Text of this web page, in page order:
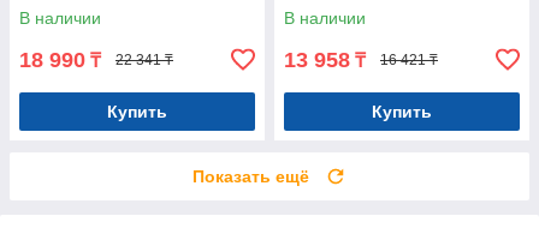
В наличии
18 990 ₸ 22 341 ₸
Купить
В наличии
13 958 ₸ 16 421 ₸
Купить
Показать ещё